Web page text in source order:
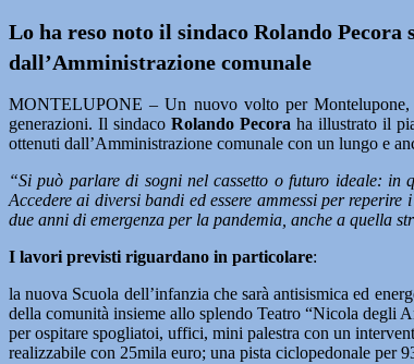
Lo ha reso noto il sindaco Rolando
dall’Amministrazione comunale
MONTELUPONE – Un nuovo volto per Montelupone,
generazioni. Il sindacoRolando Pecora ha illustrato il
ottenuti dall’Amministrazione comunale con un lungo e
“Si può parlare di sogni nel cassetto o futuro ideale:
Accedere ai diversi bandi ed essere ammessi per
due anni di emergenza per la pandemia, anche a quella
I lavori previsti riguardano in particolare:
la nuova Scuola dell’infanzia che sarà antisismica ed
della comunità insieme allo splendo Teatro “Nicola degli
per ospitare spogliatoi, uffici, mini palestra con un
realizzabile con 25mila euro; una pista ciclopedonale per